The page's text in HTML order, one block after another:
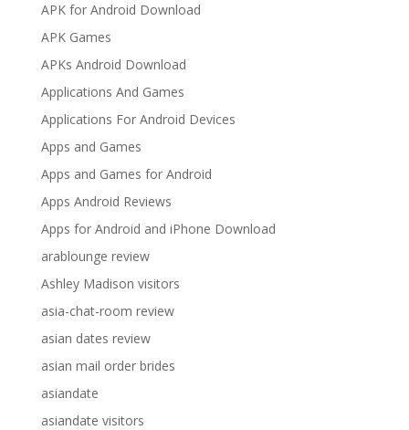
APK for Android Download
APK Games
APKs Android Download
Applications And Games
Applications For Android Devices
Apps and Games
Apps and Games for Android
Apps Android Reviews
Apps for Android and iPhone Download
arablounge review
Ashley Madison visitors
asia-chat-room review
asian dates review
asian mail order brides
asiandate
asiandate visitors